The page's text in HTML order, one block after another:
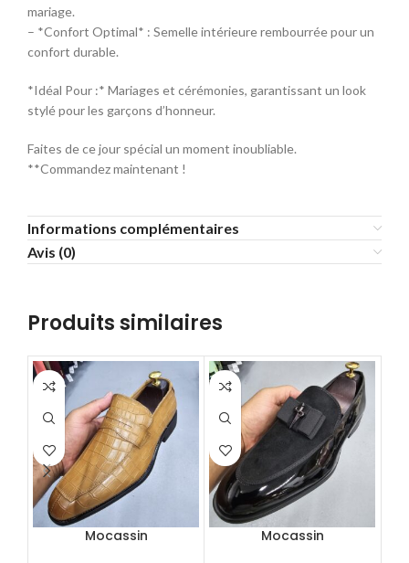
mariage.
– *Confort Optimal* : Semelle intérieure rembourrée pour un
confort durable.
*Idéal Pour :* Mariages et cérémonies, garantissant un look
stylé pour les garçons d’honneur.
Faites de ce jour spécial un moment inoubliable.
**Commandez maintenant !
Informations complémentaires
Avis (0)
Produits similaires
Mocassin Mocassin